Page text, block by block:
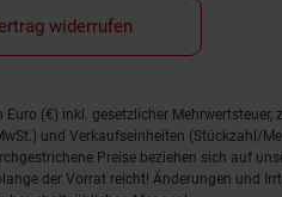
widerrufen
Euro (€) inkl. gesetzlicher Mehrwertsteuer,
und Verkaufseinheiten (Stückzahl/
Preise beziehen sich auf
der Vorrat reicht! Änderungen und